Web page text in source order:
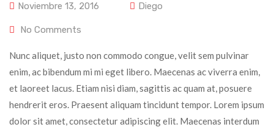
Noviembre 13, 2016 Diego
No Comments
Nunc aliquet, justo non commodo congue, velit sem pulvinar
enim, ac bibendum mi mi eget libero. Maecenas ac viverra enim,
et laoreet lacus. Etiam nisi diam, sagittis ac quam at, posuere
hendrerit eros. Praesent aliquam tincidunt tempor. Lorem ipsum
dolor sit amet, consectetur adipiscing elit. Maecenas interdum